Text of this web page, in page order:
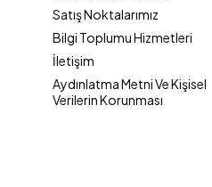
Satış Noktalarımız
Bilgi Toplumu Hizmetleri
İletişim
Aydınlatma Metni Ve Kişisel
Verilerin Korunması